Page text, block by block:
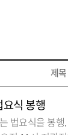
제목
요식 봉행
법요식을 봉